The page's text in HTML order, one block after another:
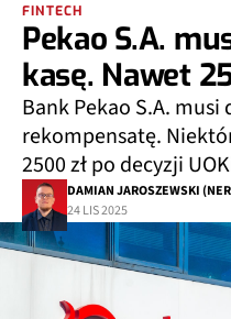
FINTECH
Pekao S.A.
kasę. Nawet
Bank Pekao S.A.
rekompensatę.
2500 zł po decyzji
DAMIAN JAROSZEWSKI
24 LIS 2025